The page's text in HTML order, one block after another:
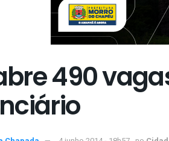
490